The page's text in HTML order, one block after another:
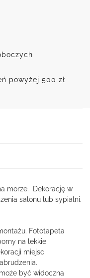
powyżej 500 zł
morze. Dekorację w
salonu lub sypialni.
Fototapeta
na lekkie
miejsc
być widoczna